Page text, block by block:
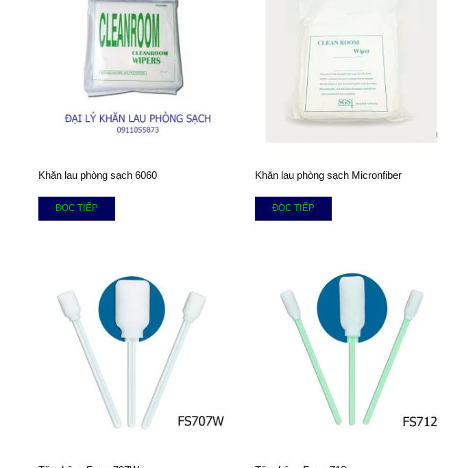
Khăn lau phòng sạch 6060
ĐỌC TIẾP
Khăn lau phòng sạch Micronfiber
ĐỌC TIẾP